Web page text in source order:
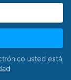
usted está